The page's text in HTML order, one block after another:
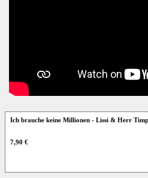
Ich brauche keine Millionen - Lissi & Herr
7,90 €